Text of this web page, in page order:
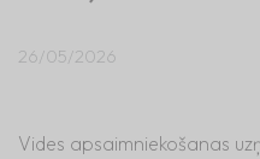
26/05/2026
Vides apsaimniekošanas